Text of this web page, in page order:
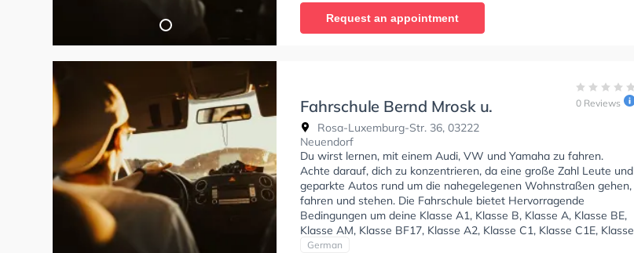
Klasse D, Klasse DE, Klasse L und Klasse T zu erhalten. Die Erste-
Hilfe-Kurs in der Schule. Wir empfehlen dir auch online-theorie
tests am PC zu absolvieren, um dich gut auf die theoretische
Request an appointment
Fahrschule Bernd Mrosk u.
Mietwagenservice
Rosa-Luxemburg-Str. 36, 03222
Neuendorf
0 Reviews
Du wirst lernen, mit einem Audi, VW und Yamaha zu fahren.
Achte darauf, dich zu konzentrieren, da eine große Zahl Leute und
geparkte Autos rund um die nahegelegenen Wohnstraßen gehen,
fahren und stehen. Die Fahrschule bietet Hervorragende
Bedingungen um deine Klasse A1, Klasse B, Klasse A, Klasse BE,
Klasse AM, Klasse BF17, Klasse A2, Klasse C1, Klasse C1E, Klasse
C, Klasse CE, Klasse D1, Klasse DE1, Klasse D, Klasse DE, Klasse L
German